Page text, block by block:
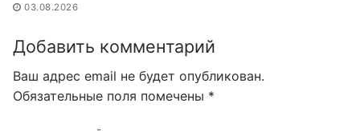
03.08.2026
Добавить комментарий
Ваш адрес email не будет опубликован.
Обязательные поля помечены *